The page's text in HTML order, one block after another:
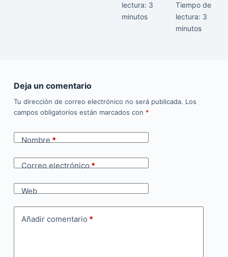
lectura: 3
minutos
Tiempo de
lectura: 3
minutos
Deja un comentario
Tu dirección de correo electrónico no será publicada. Los
campos obligatorios están marcados con *
Nombre*
Correo electrónico*
Web
Añadir comentario *